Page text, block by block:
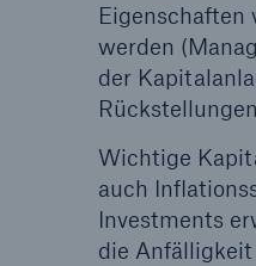
Eigenschaften
werden
der
Wichtige
auch
Investments
die